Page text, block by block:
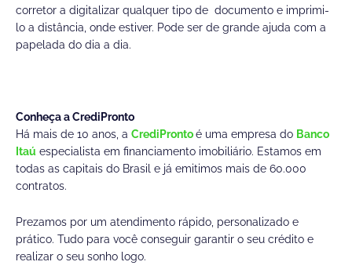
corretor a digitalizar qualquer tipo de documento e imprimi-
lo a distância, onde estiver. Pode ser de grande ajuda com a
papelada do dia a dia.
Conheça a CrediPronto
Há mais de 10 anos, a CrediProntoé uma empresa do Banco
Itaú especialista em financiamento imobiliário. Estamos em
todas as capitais do Brasil e já emitimos mais de 60.000
contratos.
Prezamos por um atendimento rápido, personalizado e
prático. Tudo para você conseguir garantir o seu crédito e
realizar o seu sonho logo.